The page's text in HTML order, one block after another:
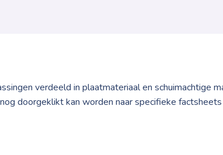
verdeeld in plaatmateriaal en schuimachtige
doorgeklikt kan worden naar specifieke